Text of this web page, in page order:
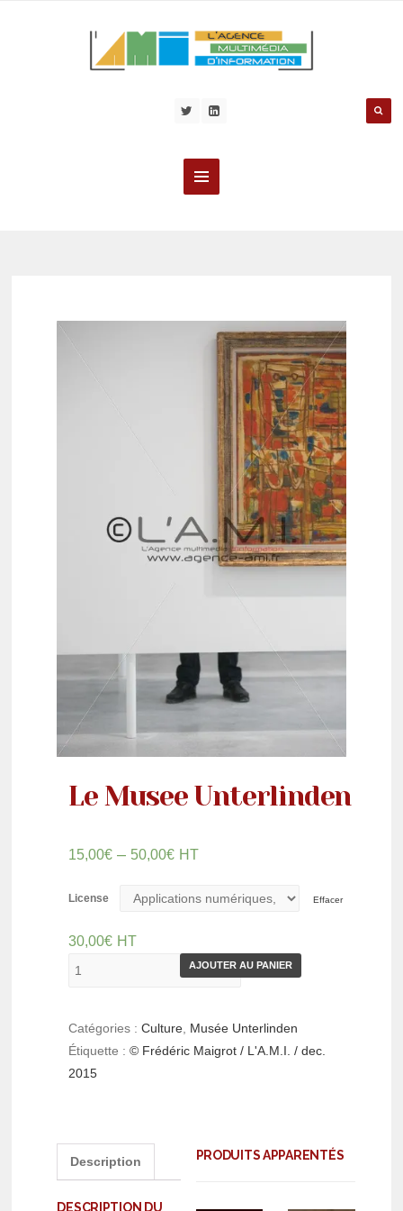
Le Musee Unterlinden
15,00€ – 50,00€ HT
License Effacer
30,00€ HT
AJOUTER AU PANIER
Catégories :Culture Musée Unterlinden
Étiquette :© Frédéric Maigrot / L'A.M.I. / dec.
2015
Description
DESCRIPTION DU
PRODUITS APPARENTÉS